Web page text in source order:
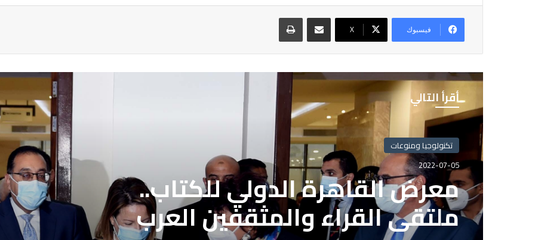
فيسبوك X
مشاركة عبر البريد طباعة
أقرأ التالي
تكنولوجيا ومنوعات
2022-07-05
معرض القاهرة الدولي للكتاب..
ملتقى القراء والمثقفين العرب